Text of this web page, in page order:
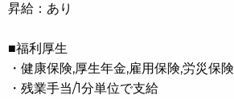
昇給：あり
■福利厚生
・健康保険,厚生年金,雇用保険,労災保険
・残業手当/1分単位で支給